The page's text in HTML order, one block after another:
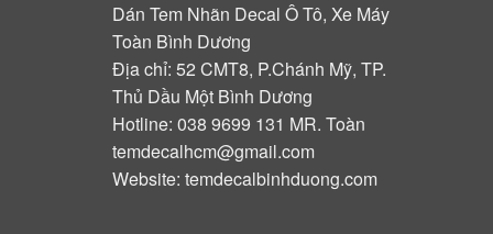
Dán Tem Nhãn Decal Ô Tô, Xe Máy
Toàn Bình Dương
Địa chỉ: 52 CMT8, P.Chánh Mỹ, TP.
Thủ Dầu Một Bình Dương
Hotline: 038 9699 131 MR. Toàn
temdecalhcm@gmail.com
Website: temdecalbinhduong.com